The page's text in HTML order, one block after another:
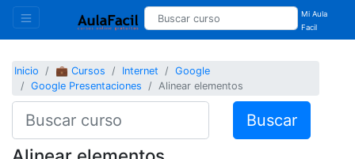
Mi Aula
Facil
Inicio 💼 Cursos Internet
Google
Google Presentaciones
Alinear elementos
Buscar